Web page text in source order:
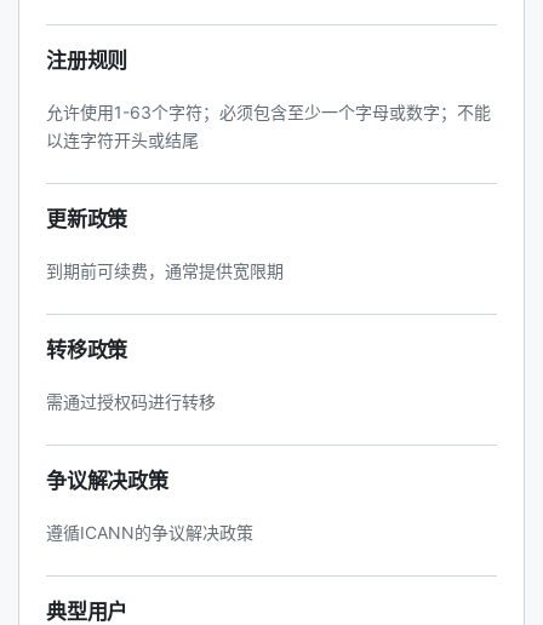
注册规则
允许使用1-63个字符；必须包含至少一个字母或数字；不能
以连字符开头或结尾
更新政策
到期前可续费，通常提供宽限期
转移政策
需通过授权码进行转移
争议解决政策
遵循ICANN的争议解决政策
典型用户